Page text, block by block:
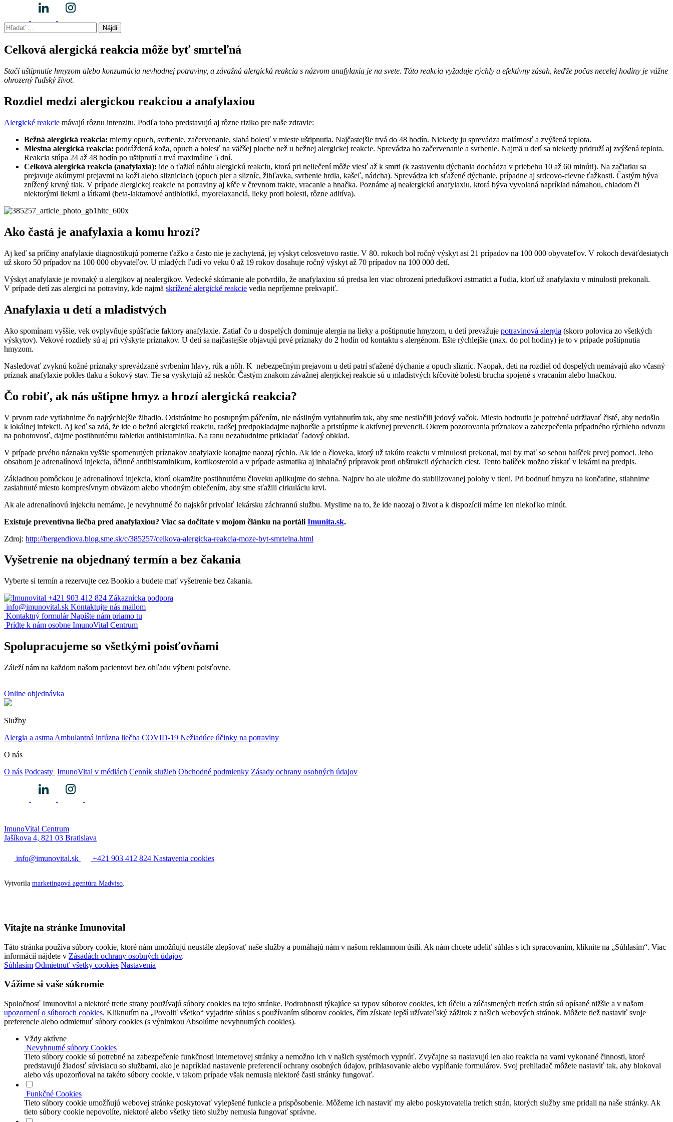
Hľadať:
Celková alergická reakcia môže byť smrteľná
Stačí uštipnutie hmyzom alebo konzumácia nevhodnej potraviny, a závažná alergická reakcia s názvom anafylaxia je na svete. Táto reakcia vyžaduje rýchly a efektívny zásah, keďže počas necelej hodiny je vážne
ohrozený ľudský život.
Rozdiel medzi alergickou reakciou a anafylaxiou
Alergické reakcie mávajú rôznu intenzitu. Podľa toho predstavujú aj rôzne riziko pre naše zdravie:
Bežná alergická reakcia: mierny opuch, svrbenie, začervenanie, slabá bolesť v mieste uštipnutia. Najčastejšie trvá do 48 hodín. Niekedy ju sprevádza malátnosť a zvýšená teplota.
Miestna alergická reakcia: podráždená koža, opuch a bolesť na väčšej ploche než u bežnej alergickej reakcie. Sprevádza ho začervenanie a svrbenie. Najmä u detí sa niekedy pridruží aj zvýšená teplota.
Reakcia stúpa 24 až 48 hodín po uštipnutí a trvá maximálne 5 dní.
Celková alergická reakcia (anafylaxia): ide o ťažkú náhlu alergickú reakciu, ktorá pri neliečení môže viesť až k smrti (k zastaveniu dýchania dochádza v priebehu 10 až 60 minút!). Na začiatku sa
prejavuje akútnymi prejavmi na koži alebo slizniciach (opuch pier a slizníc, žihľavka, svrbenie hrdla, kašeľ, nádcha). Sprevádza ich sťažené dýchanie, prípadne aj srdcovo-cievne ťažkosti. Častým býva
znížený krvný tlak. V prípade alergickej reakcie na potraviny aj kŕče v črevnom trakte, vracanie a hnačka. Poznáme aj nealergickú anafylaxiu, ktorá býva vyvolaná napríklad námahou, chladom či
niektorými liekmi a látkami (beta-laktamové antibiotiká, myorelaxanciá, lieky proti bolesti, rôzne aditíva).
Ako častá je anafylaxia a komu hrozí?
Aj keď sa príčiny anafylaxie diagnostikujú pomerne ťažko a často nie je zachytená, jej výskyt celosvetovo rastie. V 80. rokoch bol ročný výskyt asi 21 prípadov na 100 000 obyvateľov. V rokoch deväťdesiatych
už skoro 50 prípadov na 100 000 obyvateľov. U mladých ľudí vo veku 0 až 19 rokov dosahuje ročný výskyt až 70 prípadov na 100 000 detí.
Výskyt anafylaxie je rovnaký u alergikov aj nealergikov. Vedecké skúmanie ale potvrdilo, že anafylaxiou sú predsa len viac ohrození prieduškoví astmatici a ľudia, ktorí už anafylaxiu v minulosti prekonali.
V prípade detí zas alergici na potraviny, kde najmä skrížené alergické reakcie vedia nepríjemne prekvapiť.
Anafylaxia u detí a mladistvých
Ako spomínam vyššie, vek ovplyvňuje spúšťacie faktory anafylaxie. Zatiaľ čo u dospelých dominuje alergia na lieky a poštipnutie hmyzom, u detí prevažuje potravinová alergia (skoro polovica zo všetkých
výskytov). Vekové rozdiely sú aj pri výskyte príznakov. U detí sa najčastejšie objavujú prvé príznaky do 2 hodín od kontaktu s alergénom. Ešte rýchlejšie (max. do pol hodiny) je to v prípade poštipnutia
hmyzom.
Nasledovať zvyknú kožné príznaky sprevádzané svrbením hlavy, rúk a nôh. K nebezpečným prejavom u detí patrí sťažené dýchanie a opuch slizníc. Naopak, deti na rozdiel od dospelých nemávajú ako včasný
príznak anafylaxie pokles tlaku a šokový stav. Tie sa vyskytujú až neskôr. Častým znakom závažnej alergickej reakcie sú u mladistvých kŕčovité bolesti brucha spojené s vracaním alebo hnačkou.
Čo robiť, ak nás uštipne hmyz a hrozí alergická reakcia?
V prvom rade vytiahnime čo najrýchlejšie žihadlo. Odstránime ho postupným páčením, nie násilným vytiahnutím tak, aby sme nestlačili jedový vačok. Miesto bodnutia je potrebné udržiavať čisté, aby nedošlo
k lokálnej infekcii. Aj keď sa zdá, že ide o bežnú alergickú reakciu, radšej predpokladajme najhoršie a pristúpme k aktívnej prevencii. Okrem pozorovania príznakov a zabezpečenia prípadného rýchleho odvozu
na pohotovosť, dajme postihnutému tabletku antihistaminika. Na ranu nezabudnime prikladať ľadový obklad.
V prípade prvého náznaku vyššie spomenutých príznakov anafylaxie konajme naozaj rýchlo. Ak ide o človeka, ktorý už takúto reakciu v minulosti prekonal, mal by mať so sebou balíček prvej pomoci. Jeho
obsahom je adrenalínová injekcia, účinné antihistaminikum, kortikosteroid a v prípade astmatika aj inhalačný prípravok proti obštrukcii dýchacích ciest. Tento balíček možno získať v lekárni na predpis.
Základnou pomôckou je adrenalínová injekcia, ktorú okamžite postihnutému človeku aplikujme do stehna. Najprv ho ale uložme do stabilizovanej polohy v tieni. Pri bodnutí hmyzu na končatine, stiahnime
zasiahnuté miesto kompresívnym obväzom alebo vhodným oblečením, aby sme sťažili cirkuláciu krvi.
Ak ale adrenalínovú injekciu nemáme, je nevyhnutné čo najskôr privolať lekársku záchrannú službu. Myslime na to, že ide naozaj o život a k dispozícii máme len niekoľko minút.
Existuje preventívna liečba pred anafylaxiou? Viac sa dočítate v mojom článku na portáli Imunita.sk.
Zdroj: http://bergendiova.blog.sme.sk/c/385257/celkova-alergicka-reakcia-moze-byt-smrtelna.html
Vyšetrenie na objednaný termín a bez čakania
Vyberte si termín a rezervujte cez Bookio a budete mať vyšetrenie bez čakania.
+421 903 412 824 Zákaznícka podpora
info@imunovital.sk Kontaktujte nás mailom
Kontaktný formulár Napíšte nám priamo tu
Prídte k nám osobne ImunoVital Centrum
Spolupracujeme so všetkými poisťovňami
Záleží nám na každom našom pacientovi bez ohľadu výberu poisťovne.
Online objednávka
Služby
Alergia a astma Ambulantná infúzna liečba COVID-19 Nežiadúce účinky na potraviny
O nás
O nás Podcasty ImunoVital v médiách Cenník služieb Obchodné podmienky Zásady ochrany osobných údajov
ImunoVital Centrum
Jašíkova 4, 821 03 Bratislava
info@imunovital.sk +421 903 412 824 Nastavenia cookies
Vytvorila marketingová agentúra Madviso.
Vitajte na stránke Imunovital
Táto stránka používa súbory cookie, ktoré nám umožňujú neustále zlepšovať naše služby a pomáhajú nám v našom reklamnom úsilí. Ak nám chcete udeliť súhlas s ich spracovaním, kliknite na „Súhlasím“. Viac
informácií nájdete v Zásadách ochrany osobných údajov.
Súhlasím Odmietnuť všetky cookies Nastavenia
Vážime si vaše súkromie
Spoločnosť Imunovital a niektoré tretie strany používajú súbory cookies na tejto stránke. Podrobnosti týkajúce sa typov súborov cookies, ich účelu a zúčastnených tretích strán sú opísané nižšie a v našom
upozornení o súboroch cookies. Kliknutím na „Povoliť všetko“ vyjadrite súhlas s používaním súborov cookies, čím získate lepší užívateľský zážitok z našich webových stránok. Môžete tiež nastaviť svoje
preferencie alebo odmietnuť súbory cookies (s výnimkou Absolútne nevyhnutných cookies).
Vždy aktívne
Nevyhnutné súbory Cookies
Tieto súbory cookie sú potrebné na zabezpečenie funkčnosti internetovej stránky a nemožno ich v našich systémoch vypnúť. Zvyčajne sa nastavujú len ako reakcia na vami vykonané činnosti, ktoré
predstavujú žiadosť súvisiacu so službami, ako je napríklad nastavenie preferencií ochrany osobných údajov, prihlasovanie alebo vypĺňanie formulárov. Svoj prehliadač môžete nastaviť tak, aby blokoval
alebo vás upozorňoval na takéto súbory cookie, v takom prípade však nemusia niektoré časti stránky fungovať.
Funkčné Cookies
Tieto súbory cookie umožňujú webovej stránke poskytovať vylepšené funkcie a prispôsobenie. Môžeme ich nastaviť my alebo poskytovatelia tretích strán, ktorých služby sme pridali na naše stránky. Ak
tieto súbory cookie nepovolíte, niektoré alebo všetky tieto služby nemusia fungovať správne.